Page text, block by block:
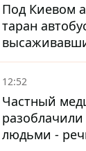
Под Киевом
таран
на
больнице
12:52
Частный
людьми -